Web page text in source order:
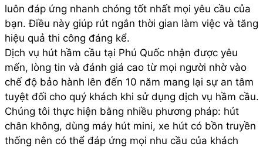
luôn đáp ứng nhanh chóng tốt nhất mọi yêu cầu của
bạn. Điều này giúp rút ngắn thời gian làm việc và tăng
hiệu quả thi công đáng kể.
Dịch vụ hút hầm cầu tại Phú Quốc nhận được yêu
mến, lòng tin và đánh giá cao từ mọi người nhờ vào
chế độ bảo hành lên đến 10 năm mang lại sự an tâm
tuyệt đối cho quý khách khi sử dụng dịch vụ hầm cầu.
Chúng tôi thực hiện bằng nhiều phương pháp: hút
chân không, dùng máy hút mini, xe hút có bồn truyền
thống nên có thể đáp ứng mọi nhu cầu của khách